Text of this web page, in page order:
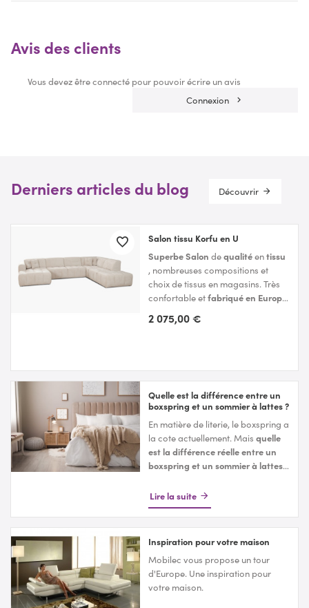
Avis des clients
Vous devez être connecté pour pouvoir écrire un avis
Connexion
Derniers articles du blog Découvrir
Salon tissu Korfu en U
Superbe Salon dequalitéentissu
, nombreuses compositions et
choix de tissus en magasins. Très
confortable etfabriqué en Europe
2 075,00 €
Quelle est la différence entre un
boxspring et un sommier à lattes ?
En matière de literie, le boxspring a
la cote actuellement. Maisquelle
est la différence réelle entre un
boxspring et un sommier à lattes?
Mobilec,magasin spécialisé dans
la vente de literie et de matelas
vous explique lesspécificités de
Lire la suite
Inspiration pour votre maison
Mobilec vous propose un tour
d'Europe. Une inspiration pour
votre maison.